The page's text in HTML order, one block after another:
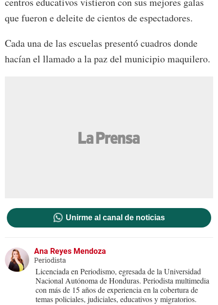
que fueron e deleite de cientos de espectadores.
Cada una de las escuelas presentó cuadros donde
hacían el llamado a la paz del municipio maquilero.
Unirme al canal de noticias
Ana Reyes Mendoza
Periodista
Licenciada en Periodismo, egresada de la Universidad
Nacional Autónoma de Honduras. Periodista multimedia
con más de 15 años de experiencia en la cobertura de
temas policiales, judiciales, educativos y migratorios.